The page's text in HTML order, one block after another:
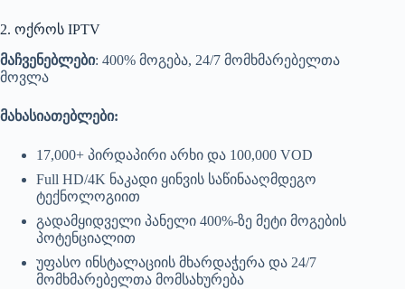
2. ოქროს IPTV
მაჩვენებლები: 400% მოგება, 24/7 მომხმარებელთა
მოვლა
მახასიათებლები:
17,000+ პირდაპირი არხი და 100,000 VOD
Full HD/4K ნაკადი ყინვის საწინააღმდეგო
ტექნოლოგიით
გადამყიდველი პანელი 400%-ზე მეტი მოგების
პოტენციალით
უფასო ინსტალაციის მხარდაჭერა და 24/7
მომხმარებელთა მომსახურება